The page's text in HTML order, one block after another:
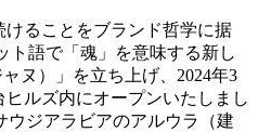
ることをブランド哲学に据
ト語で「魂」を意味する新し
ヌ）」を立ち上げ、2024年3
ルズ内にオープンいたしまし
ジアラビアのアルウラ（建